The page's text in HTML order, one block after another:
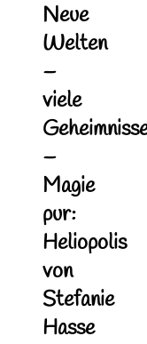
Neue
Welten
–
viele
–
Magie
pur:
Heliopolis
von
Stefanie
Hasse